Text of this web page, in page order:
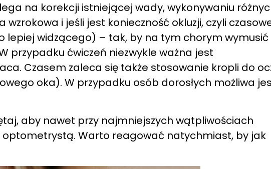
na korekcji istniejącej wady, wykonywaniu
wzrokowa i jeśli jest konieczność okluzji, czyli
lepiej widzącego) – tak, by na tym chorym wymusić
przypadku ćwiczeń niezwykle ważna jest
Czasem zaleca się także stosowanie kropli do
oka). W przypadku osób dorosłych możliwa
aby nawet przy najmniejszych wątpliwościach
optometrystą. Warto reagować natychmiast, by jak